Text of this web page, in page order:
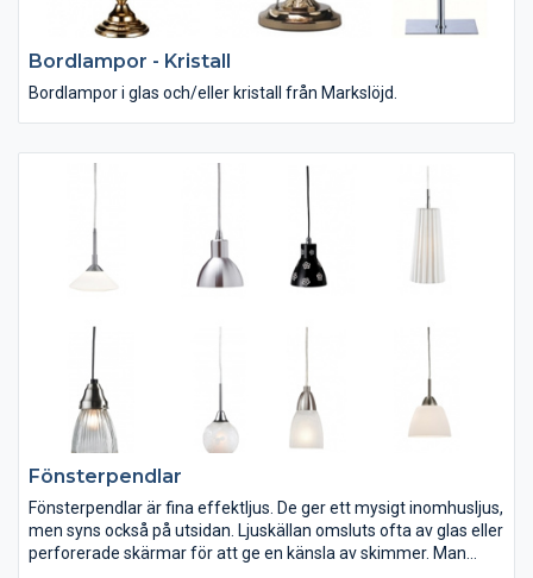
Bordlampor - Kristall
Bordlampor i glas och/eller kristall från Markslöjd.
Fönsterpendlar
Fönsterpendlar är fina effektljus. De ger ett mysigt inomhusljus,
men syns också på utsidan. Ljuskällan omsluts ofta av glas eller
perforerade skärmar för att ge en känsla av skimmer. Man